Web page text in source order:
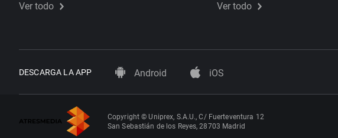
Ver todo Ver todo
DESCARGA LA APP Android iOS
Copyright © Uniprex, S.A.U., C/ Fuerteventura 12
San Sebastián de los Reyes, 28703 Madrid